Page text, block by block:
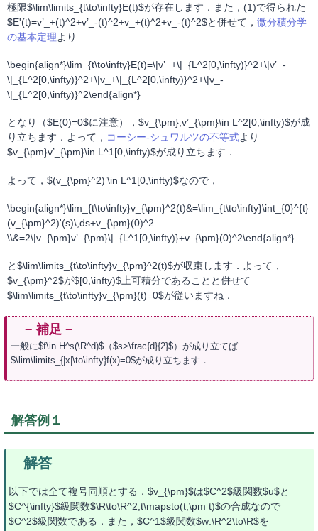
極限$\lim\limits_{t\to\infty}E(t)$が存在します．また，(1)で得られた
$E'(t)=v’_+(t)^2+v’_-(t)^2+v_+(t)^2+v_-(t)^2$と併せて， 微分積分学
の基本定理より
\begin{align*}\lim_{t\to\infty}E(t)=\|v’_+\|_{L^2[0,\infty)}^2+\|v’_-
\|_{L^2[0,\infty)}^2+\|v_+\|_{L^2[0,\infty)}^2+\|v_-
\|_{L^2[0,\infty)}^2\end{align*}
となり（$E(0)=0$に注意），$v_{\pm},v’_{\pm}\in L^2[0,\infty)$が成
り立ちます．よって， コーシー-シュワルツの不等式より
$v_{\pm}v’_{\pm}\in L^1[0,\infty)$が成り立ちます．
よって，$(v_{\pm}^2)’\in L^1[0,\infty)$なので，
\begin{align*}\lim_{t\to\infty}v_{\pm}^2(t)&=\lim_{t\to\infty}\int_{0}^{t}
(v_{\pm}^2)'(s)\,ds+v_{\pm}(0)^2
\\&=2\|v_{\pm}v’_{\pm}\|_{L^1[0,\infty)}+v_{\pm}(0)^2\end{align*}
と$\lim\limits_{t\to\infty}v_{\pm}^2(t)$が収束します．よって，
$v_{\pm}^2$が$[0,\infty)$上可積分であることと併せて
$\lim\limits_{t\to\infty}v_{\pm}(t)=0$が従いますね．
一般に$f\in H^s(\R^d)$（$s>\frac{d}{2}$）が成り立てば
$\lim\limits_{|x|\to\infty}f(x)=0$が成り立ちます．
解答例１
以下では全て複号同順とする．$v_{\pm}$は$C^2$級関数$u$と
$C^{\infty}$級関数$\R\to\R^2;t\mapsto(t,\pm t)$の合成なので
$C^2$級関数である．また，$C^1$級関数$w:\R^2\to\R$を